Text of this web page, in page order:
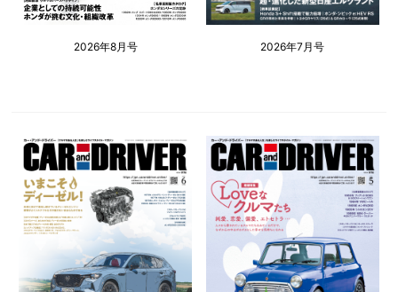
2026年8月号 2026年7月号